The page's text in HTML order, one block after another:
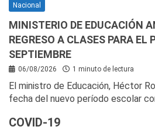
Nacional
MINISTERIO DE EDUCACIÓN
REGRESO A CLASES PARA EL
SEPTIEMBRE
06/08/2026 1 minuto de lectura
El ministro de Educación, Héctor
fecha del nuevo período escolar
COVID-19